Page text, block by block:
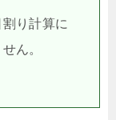
り計算に
ん。